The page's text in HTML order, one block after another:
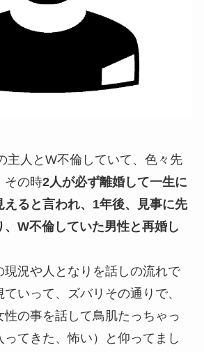
主人とW不倫していて、色々先
その時2人が必ず離婚して一生に
えると言われ、1年後、見事に先
W不倫していた男性と再婚し
現況や人となりを話しの流れで
いって、ズバリその通りで、
性の事を話して鳥肌たっちゃっ
てきた、怖い）と仰ってまし